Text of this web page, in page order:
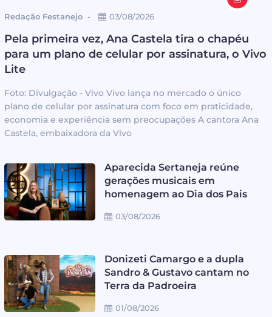
Redação Festanejo 03/08/2026
Pela primeira vez, Ana Castela tira o chapéu
para um plano de celular por assinatura, o Vivo
Lite
Foto: Divulgação - Vivo Vivo lança no mercado o único
plano de celular por assinatura com foco em praticidade,
economia e experiência sem preocupações A cantora Ana
Castela, embaixadora da Vivo
03/08/2026
Aparecida Sertaneja reúne
gerações musicais em
homenagem ao Dia dos Pais
01/08/2026
Donizeti Camargo e a dupla
Sandro & Gustavo cantam no
Terra da Padroeira